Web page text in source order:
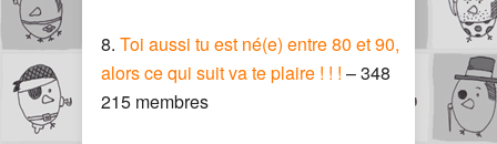
8. Toi aussi tu est né(e) entre 80 et 90,
alors ce qui suit va te plaire ! ! ! – 348
215 membres